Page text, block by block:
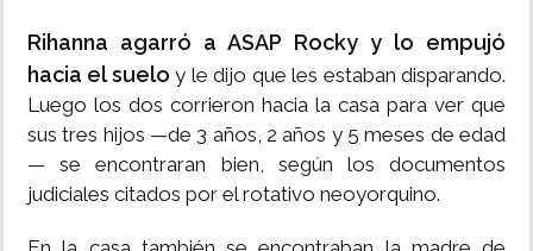
Rihanna agarró a ASAP Rocky y lo empujó
hacia el suelo y le dijo que les estaban disparando.
Luego los dos corrieron hacia la casa para ver que
sus tres hijos —de 3 años, 2 años y 5 meses de edad
— se encontraran bien, según los documentos
judiciales citados por el rotativo neoyorquino.